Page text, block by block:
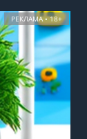
РЕКЛАМА • 18+